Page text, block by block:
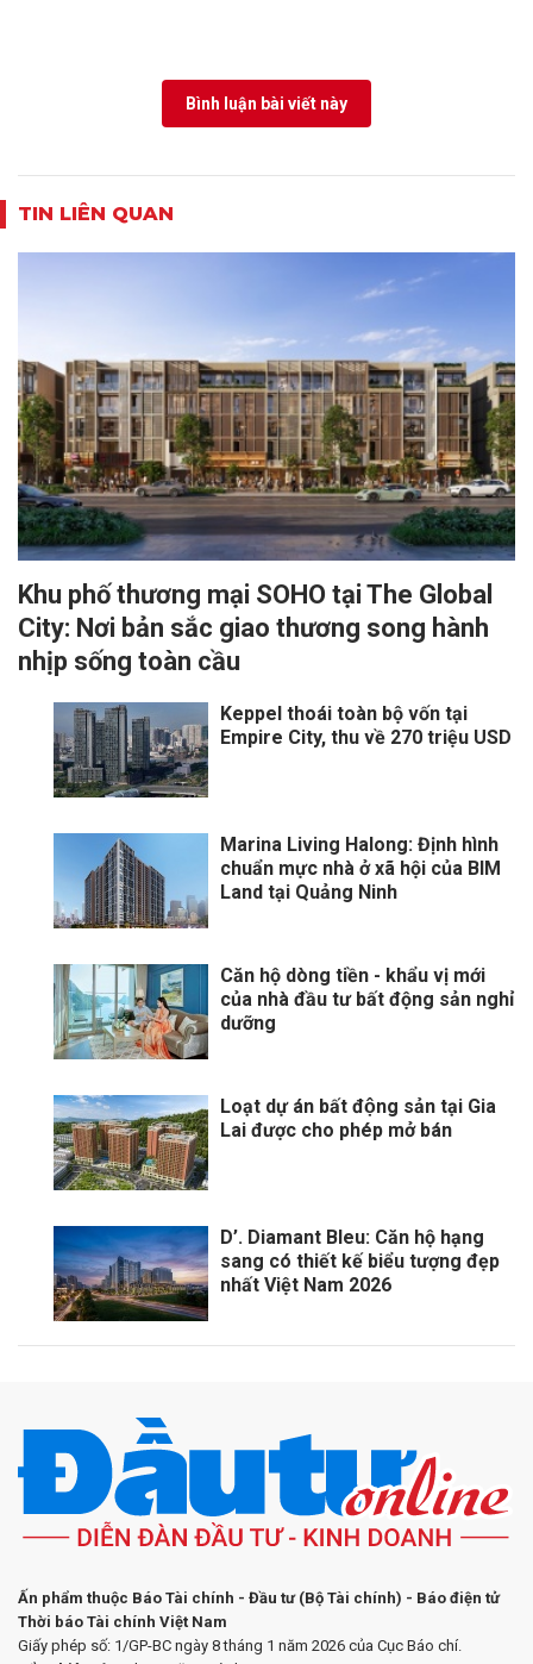
Bình luận bài viết này
TIN LIÊN QUAN
Khu phố thương mại SOHO tại The Global
City: Nơi bản sắc giao thương song hành
nhịp sống toàn cầu
Keppel thoái toàn bộ vốn tại
Empire City, thu về 270 triệu USD
Marina Living Halong: Định hình
chuẩn mực nhà ở xã hội của BIM
Land tại Quảng Ninh
Căn hộ dòng tiền - khẩu vị mới
của nhà đầu tư bất động sản nghỉ
dưỡng
Loạt dự án bất động sản tại Gia
Lai được cho phép mở bán
D’. Diamant Bleu: Căn hộ hạng
sang có thiết kế biểu tượng đẹp
nhất Việt Nam 2026
Ấn phẩm thuộc Báo Tài chính - Đầu tư (Bộ Tài chính) - Báo điện tử
Thời báo Tài chính Việt Nam
Giấy phép số: 1/GP-BC ngày 8 tháng 1 năm 2026 của Cục Báo chí.